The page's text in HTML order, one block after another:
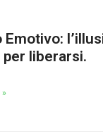
Emotivo:
liberarsi.
»